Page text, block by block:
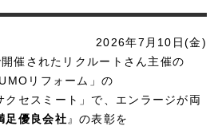
2026年7月10日(金)
催されたリクルートさん主催の
リフォーム」の
クセスミート」で、エンラージが両
足優良会社 』の表彰を